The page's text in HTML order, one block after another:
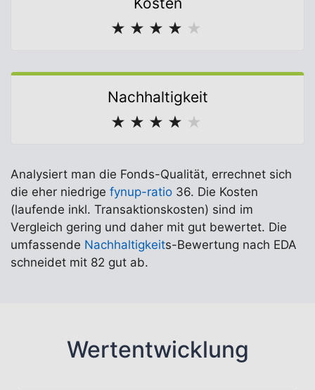
★ ★ ★ ★ ★
Nachhaltigkeit
★ ★ ★ ★ ★
Analysiert man die Fonds-Qualität, errechnet sich
die eher niedrige fynup-ratio 36. Die Kosten
(laufende inkl. Transaktionskosten) sind im
Vergleich gering und daher mit gut bewertet. Die
umfassende Nachhaltigkeits-Bewertung nach EDA
schneidet mit 82 gut ab.
Wertentwicklung